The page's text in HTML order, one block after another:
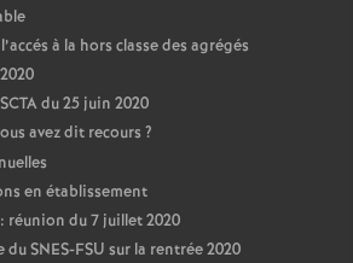
à la hors classe des agrégés
du 25 juin 2020
avez dit recours ?
en établissement
réunion du 7 juillet 2020
SNES-FSU sur la rentrée 2020